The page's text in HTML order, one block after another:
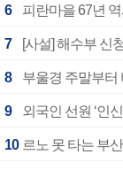
6 피란마을 67년
7 [사설] 해수부 신
8 부울경 주말부터
9 외국인 선원 ‘인
10 르노 못 타는 부